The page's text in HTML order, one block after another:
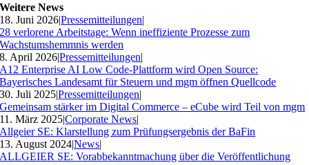
Weitere News
18. Juni 2026|Pressemitteilungen|
28 verlorene Arbeitstage: Wenn ineffiziente Prozesse zum
Wachstumshemmnis werden
8. April 2026|Pressemitteilungen|
A12 Enterprise AI Low Code-Plattform wird Open Source:
Bayerisches Landesamt für Steuern und mgm öffnen Quellcode
30. Juli 2025|Pressemitteilungen|
Gemeinsam stärker im Digital Commerce – eCube wird Teil von mgm
11. März 2025|Corporate News|
Allgeier SE: Klarstellung zum Prüfungsergebnis der BaFin
13. August 2024|News|
ALLGEIER SE: Vorabbekanntmachung über die Veröffentlichung